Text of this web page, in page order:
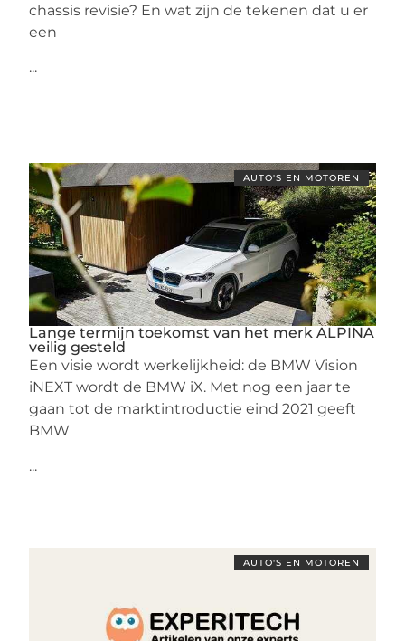
chassis revisie? En wat zijn de tekenen dat u er
een
...
AUTO'S EN MOTOREN
Lange termijn toekomst van het merk ALPINA
veilig gesteld
Een visie wordt werkelijkheid: de BMW Vision
iNEXT wordt de BMW iX. Met nog een jaar te
gaan tot de marktintroductie eind 2021 geeft
BMW
...
AUTO'S EN MOTOREN